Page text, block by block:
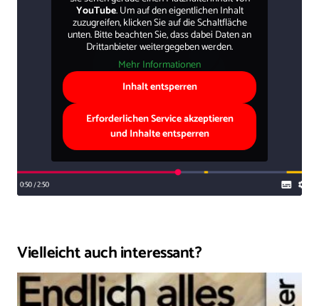
YouTube. Um auf den eigentlichen Inhalt
zuzugreifen, klicken Sie auf die Schaltfläche
unten. Bitte beachten Sie, dass dabei Daten an
Drittanbieter weitergegeben werden.
Mehr Informationen
Inhalt entsperren
Erforderlichen Service akzeptieren
und Inhalte entsperren
Vielleicht auch interessant?